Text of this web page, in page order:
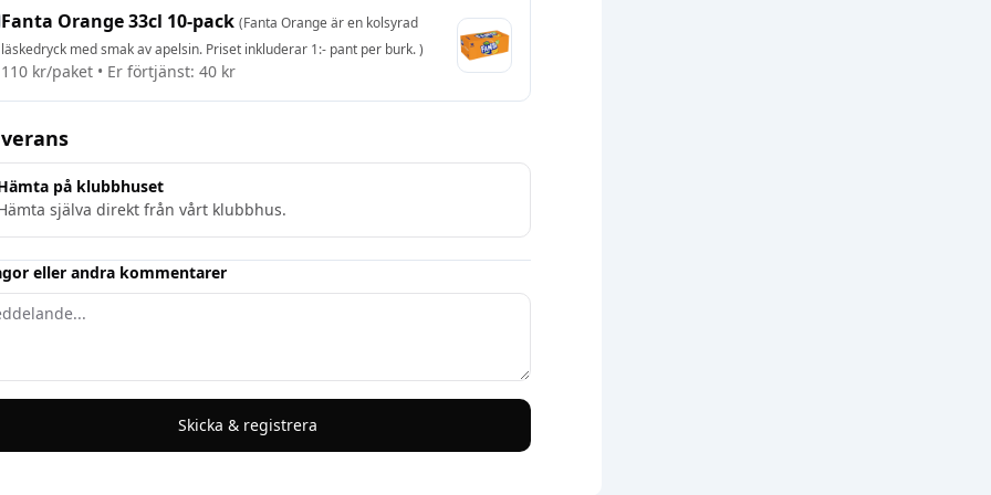
Fanta Orange 33cl 10-pack (Fanta Orange är en kolsyrad
läskedryck med smak av apelsin. Priset inkluderar 1:- pant per burk.)
110 kr/paket • Er förtjänst: 40 kr
på klubbhuset
själva direkt från vårt klubbhus.
eller andra kommentarer
Skicka & registrera